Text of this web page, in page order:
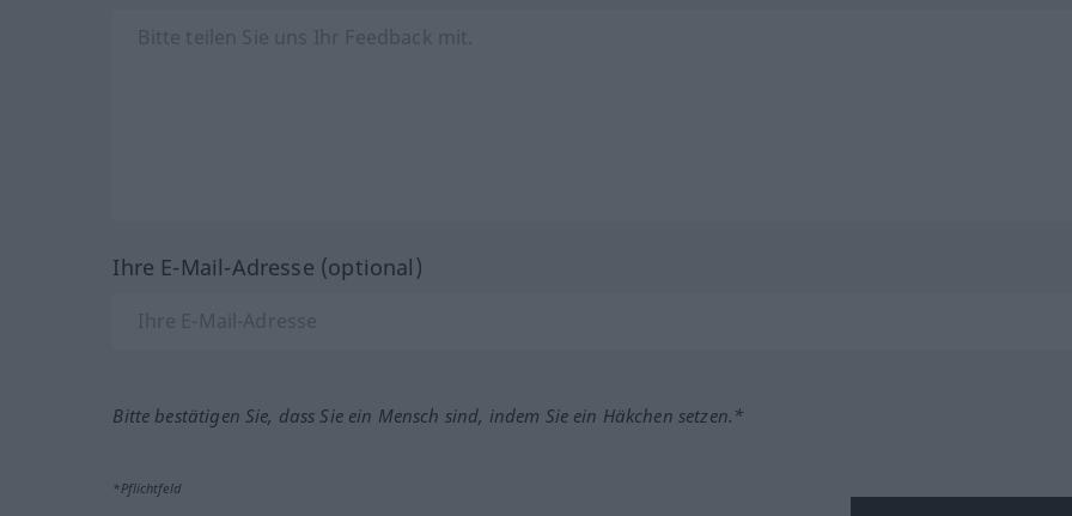
Ihre E-Mail-Adresse (optional)
Bitte bestätigen Sie, dass Sie ein Mensch sind, indem Sie ein Häkchen setzen.*
*Pflichtfeld